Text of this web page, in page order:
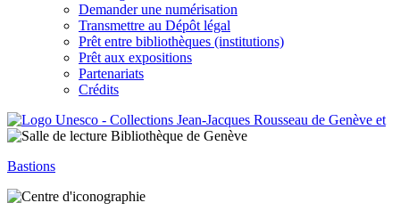
Demander une numérisation
Transmettre au Dépôt légal
Prêt entre bibliothèques (institutions)
Prêt aux expositions
Partenariats
Crédits
Bastions